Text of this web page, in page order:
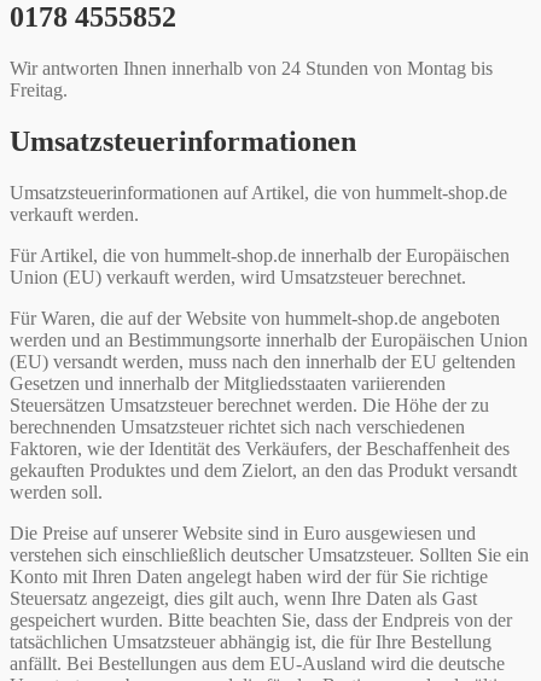
0178 4555852
Wir antworten Ihnen innerhalb von 24 Stunden von Montag bis
Freitag.
Umsatzsteuerinformationen
Umsatzsteuerinformationen auf Artikel, die von hummelt-shop.de
verkauft werden.
Für Artikel, die von hummelt-shop.de innerhalb der Europäischen
Union (EU) verkauft werden, wird Umsatzsteuer berechnet.
Für Waren, die auf der Website von hummelt-shop.de angeboten
werden und an Bestimmungsorte innerhalb der Europäischen Union
(EU) versandt werden, muss nach den innerhalb der EU geltenden
Gesetzen und innerhalb der Mitgliedsstaaten variierenden
Steuersätzen Umsatzsteuer berechnet werden. Die Höhe der zu
berechnenden Umsatzsteuer richtet sich nach verschiedenen
Faktoren, wie der Identität des Verkäufers, der Beschaffenheit des
gekauften Produktes und dem Zielort, an den das Produkt versandt
werden soll.
Die Preise auf unserer Website sind in Euro ausgewiesen und
verstehen sich einschließlich deutscher Umsatzsteuer. Sollten Sie ein
Konto mit Ihren Daten angelegt haben wird der für Sie richtige
Steuersatz angezeigt, dies gilt auch, wenn Ihre Daten als Gast
gespeichert wurden. Bitte beachten Sie, dass der Endpreis von der
tatsächlichen Umsatzsteuer abhängig ist, die für Ihre Bestellung
anfällt. Bei Bestellungen aus dem EU-Ausland wird die deutsche